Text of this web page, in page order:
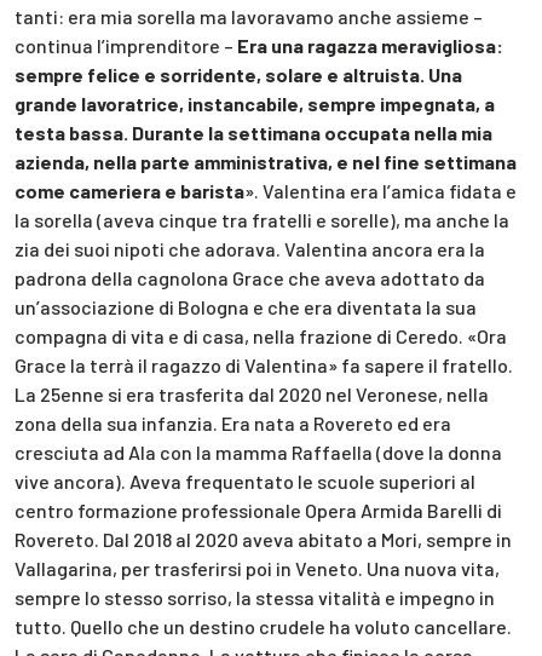
tanti: era mia sorella ma lavoravamo anche assieme –
continua l’imprenditore – Era una ragazza meravigliosa:
sempre felice e sorridente, solare e altruista. Una
grande lavoratrice, instancabile, sempre impegnata, a
testa bassa. Durante la settimana occupata nella mia
azienda, nella parte amministrativa, e nel fine settimana
come cameriera e barista». Valentina era l’amica fidata e
la sorella (aveva cinque tra fratelli e sorelle), ma anche la
zia dei suoi nipoti che adorava. Valentina ancora era la
padrona della cagnolona Grace che aveva adottato da
un’associazione di Bologna e che era diventata la sua
compagna di vita e di casa, nella frazione di Ceredo. «Ora
Grace la terrà il ragazzo di Valentina» fa sapere il fratello.
La 25enne si era trasferita dal 2020 nel Veronese, nella
zona della sua infanzia. Era nata a Rovereto ed era
cresciuta ad Ala con la mamma Raffaella (dove la donna
vive ancora). Aveva frequentato le scuole superiori al
centro formazione professionale Opera Armida Barelli di
Rovereto. Dal 2018 al 2020 aveva abitato a Mori, sempre in
Vallagarina, per trasferirsi poi in Veneto. Una nuova vita,
sempre lo stesso sorriso, la stessa vitalità e impegno in
tutto. Quello che un destino crudele ha voluto cancellare.